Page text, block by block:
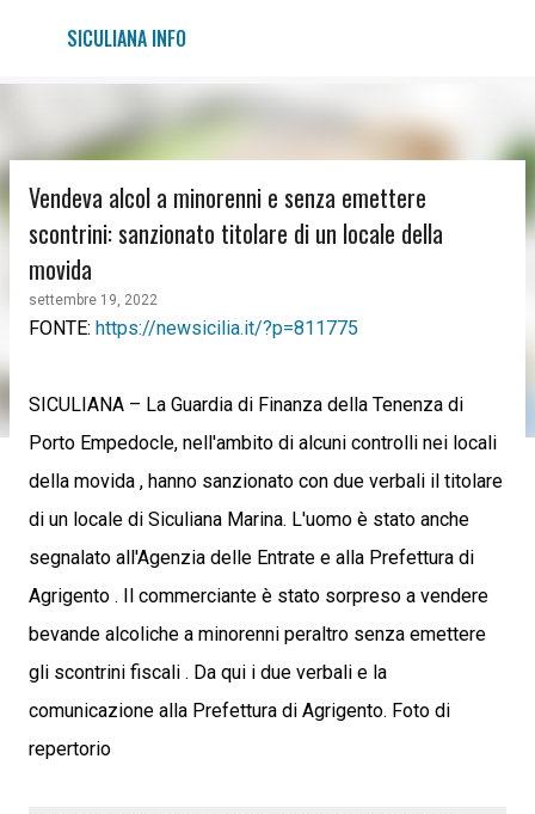
Passa ai contenuti principali
SICULIANA INFO
Vendeva alcol a minorenni e senza emettere
scontrini: sanzionato titolare di un locale della
movida
settembre 19, 2022
FONTE: https://newsicilia.it/?p=811775
SICULIANA – La Guardia di Finanza della Tenenza di
Porto Empedocle, nell'ambito di alcuni controlli nei locali
della movida , hanno sanzionato con due verbali il titolare
di un locale di Siculiana Marina. L'uomo è stato anche
segnalato all'Agenzia delle Entrate e alla Prefettura di
Agrigento . Il commerciante è stato sorpreso a vendere
bevande alcoliche a minorenni peraltro senza emettere
gli scontrini fiscali . Da qui i due verbali e la
comunicazione alla Prefettura di Agrigento. Foto di
repertorio